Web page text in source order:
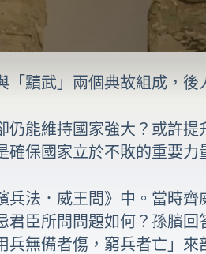
「黷武」兩個典故組成，
仍能維持國家強大？或許
確保國家立於不敗的重要力
兵法．威王問》中。當時
君臣所問問題如何？孫臏
兵無備者傷，窮兵者亡」